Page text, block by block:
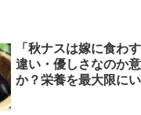
「秋ナスは嫁に食わ
違い・優しさなのか
か？栄養を最大限に